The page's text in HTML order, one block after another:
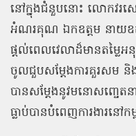
នៅក្នុងជំនួបនោះ លោកវរ
អំណរគុណ ឯកឧត្តម នាយឧត្
ផ្តល់ពេលវេលាដ៏មានតម្លៃ
ចូលជួបសម្ដែងការគួរសម និ
បានសម្តែងនូវមនោសញ្ចេ
ធ្លាប់បានបំពេញការងារនៅក